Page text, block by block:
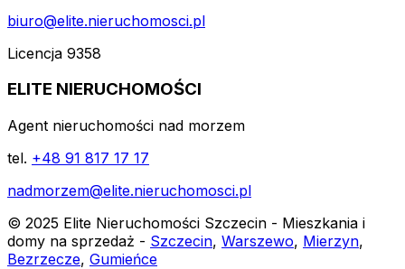
biuro@elite.nieruchomosci.pl
Licencja 9358
ELITE NIERUCHOMOŚCI
Agent nieruchomości nad morzem
tel. +48 91 817 17 17
nadmorzem@elite.nieruchomosci.pl
© 2025 Elite Nieruchomości Szczecin - Mieszkania i
domy na sprzedaż - Szczecin, Warszewo, Mierzyn,
Bezrzecze, Gumieńce